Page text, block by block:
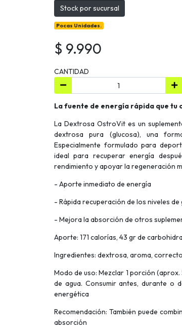
Stock por sucursal
Pocas Unidades.
$ 9.990
CANTIDAD
La fuente de energía rápida que tu
La Dextrosa OstroVit es un
dextrosa pura (glucosa), una
Especialmente formulado para
ideal para recuperar energía
rendimiento y apoyar la regeneración
- Aporte inmediato de energía
- Rápida recuperación de los niveles
- Mejora la absorción de otros
Aporte: 171 calorías, 43 gr de
Ingredientes: dextrosa, aroma,
Modo de uso: Mezclar 1 porción
de agua. Consumir antes, durante o
energética
Recomendación: También puede
absorción